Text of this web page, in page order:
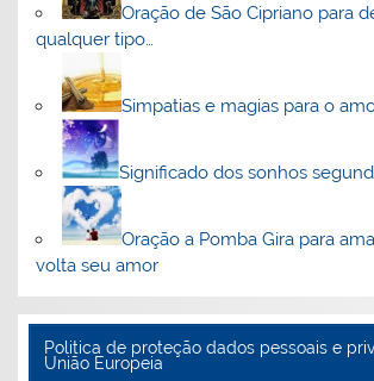
Oração de São Cipriano para
qualquer tipo…
Simpatias e magias para o
Significado dos sonhos
Oração a Pomba Gira para
volta seu amor
Politica de proteção dados pessoais e
União Europeia